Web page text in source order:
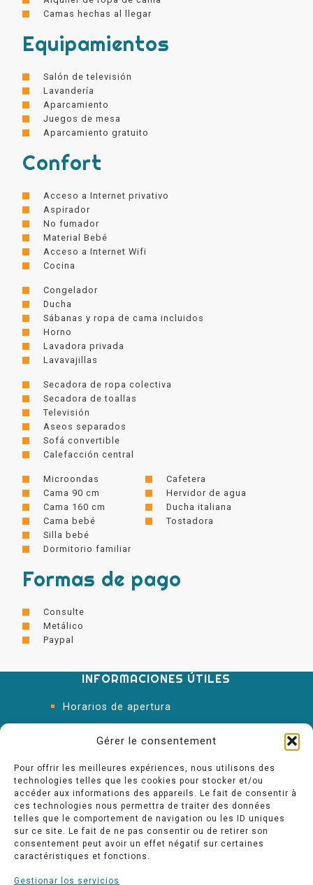
Gérer le consentement
Pour offrir les meilleures expériences, nous utilisons des
technologies telles que les cookies pour stocker et/ou
accéder aux informations des appareils. Le fait de consentir à
ces technologies nous permettra de traiter des données
telles que le comportement de navigation ou les ID uniques
sur ce site. Le fait de ne pas consentir ou de retirer son
consentement peut avoir un effet négatif sur certaines
caractéristiques et fonctions.
Gestionar los servicios
Camas hechas al llegar
Equipamientos
Salón de televisión
Lavandería
Aparcamiento
Juegos de mesa
Aparcamiento gratuito
Confort
Acceso a Internet privativo
Aspirador
No fumador
Material Bebé
Acceso a Internet Wifi
Cocina
Congelador
Ducha
Sábanas y ropa de cama incluidos
Horno
Lavadora privada
Lavavajillas
Secadora de ropa colectiva
Secadora de toallas
Televisión
Aseos separados
Sofá convertible
Calefacción central
Microondas
Cama 90 cm
Cama 160 cm
Cama bebé
Silla bebé
Dormitorio familiar
Cafetera
Hervidor de agua
Ducha italiana
Tostadora
Formas de pago
Consulte
Metálico
Paypal
INFORMACIONES ÚTILES
Horarios de apertura
Oficina de Turismo